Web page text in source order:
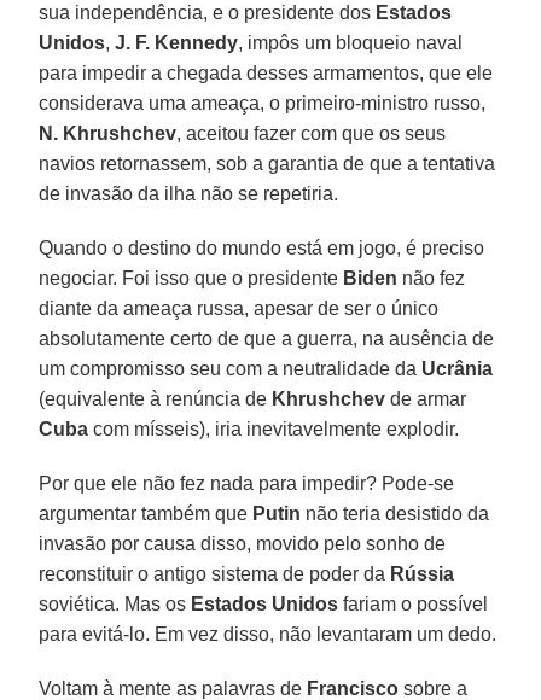
sua independência, e o presidente dos Estados
Unidos,J. F. Kennedy, impôs um bloqueio naval
para impedir a chegada desses armamentos, que ele
considerava uma ameaça, o primeiro-ministro russo,
N. Khrushchev, aceitou fazer com que os seus
navios retornassem, sob a garantia de que a tentativa
de invasão da ilha não se repetiria.
Quando o destino do mundo está em jogo, é preciso
negociar. Foi isso que o presidente Biden não fez
diante da ameaça russa, apesar de ser o único
absolutamente certo de que a guerra, na ausência de
um compromisso seu com a neutralidade da Ucrânia
(equivalente à renúncia de Khrushchev de armar
Cuba com mísseis), iria inevitavelmente explodir.
Por que ele não fez nada para impedir? Pode-se
argumentar também que Putin não teria desistido da
invasão por causa disso, movido pelo sonho de
reconstituir o antigo sistema de poder da Rússia
soviética. Mas os Estados Unidos fariam o possível
para evitá-lo. Em vez disso, não levantaram um dedo.
Voltam à mente as palavras de Francisco sobre a